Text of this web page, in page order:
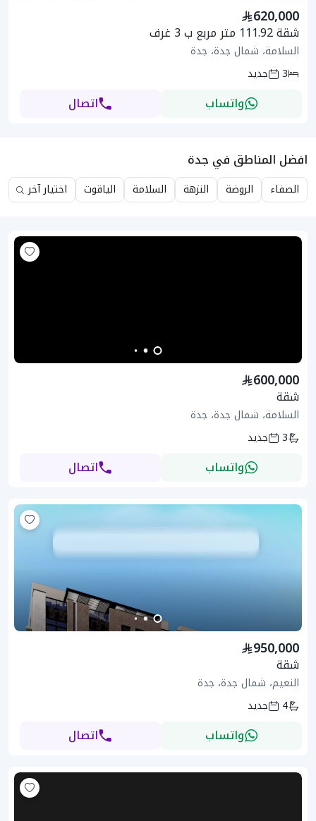
620,000
شقة 111.92 متر مربع ب 3 غرف
السلامة، شمال جدة، جدة
3
جديد
واتساب اتصال
افضل المناطق في جدة
الصفاء الروضة النزهة السلامة الياقوت اختيار آخر
600,000
شقة
السلامة، شمال جدة، جدة
3
جديد
واتساب اتصال
950,000
شقة
النعيم، شمال جدة، جدة
4
جديد
واتساب اتصال